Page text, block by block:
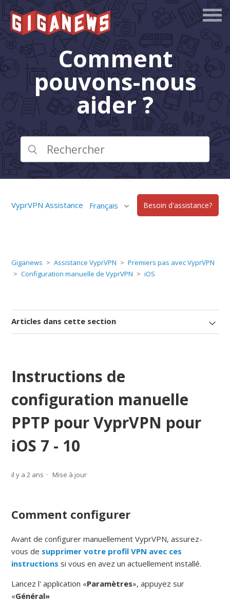
Comment
pouvons-nous
aider ?
VyprVPN Assistance Français Besoin d'assistance?
Giganews Assistance VyprVPN
Premiers pas avec VyprVPN
Configuration manuelle de VyprVPN
iOS
Articles dans cette section
Instructions de
configuration manuelle
PPTP pour VyprVPN pour
iOS 7 - 10
il y a 2 ans Mise à jour
Comment configurer
Avant de configurer manuellement VyprVPN, assurez-
vous de supprimer votre profil VPN avec ces
instructions si vous en avez un actuellement installé.
Lancez l' application «Paramètres», appuyez sur
«Général»